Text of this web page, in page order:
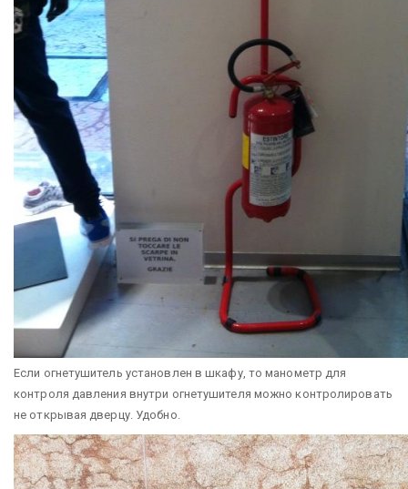
Если огнетушитель установлен в шкафу, то манометр для
контроля давления внутри огнетушителя можно контролировать
не открывая дверцу. Удобно.